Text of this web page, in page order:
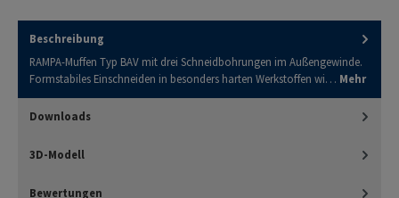
Beschreibung
RAMPA-Muffen Typ BAV mit drei Schneidbohrungen im Außengewinde.
Formstabiles Einschneiden in besonders harten Werkstoffen wi… Mehr
Downloads
3D-Modell
Bewertungen